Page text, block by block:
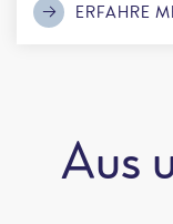
ERFAHRE
Aus